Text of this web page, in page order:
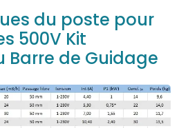
du poste pour
500V Kit
Barre de Guidage